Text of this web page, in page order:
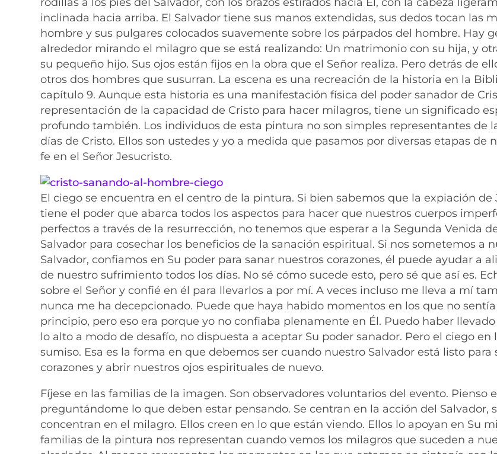
inclinada hacia arriba. El Salvador tiene sus manos extendidas, sus dedos tocan las
hombre y sus pulgares colocados suavemente sobre los párpados del hombre. Hay
alrededor mirando el milagro que se está realizando: Un matrimonio con su hija, y
su pequeño hijo. Sus ojos están fijos en la obra que el Señor realiza. Pero detrás de
otros dos hombres que susurran. La escena es una recreación de la historia en la
capítulo 9. Aunque esta historia es una manifestación física del poder sanador de
representación de la capacidad de Cristo para hacer milagros, tiene un significado
profundo también. Los individuos de esta pintura no son simples representantes de
días de Cristo. Ellos son ustedes y yo a medida que pasamos por diversas etapas de
fe en el Señor Jesucristo.
El ciego se encuentra en el centro de la pintura. Si bien sabemos que la expiación de
tiene el poder que abarca todos los aspectos para hacer que nuestros cuerpos
perfectos a través de la resurrección, no tenemos que esperar a la Segunda Venida
Salvador para cosechar los beneficios de la sanación espiritual. Si nos sometemos a
Salvador, confiamos en Su poder para sanar nuestros corazones, él puede ayudar a
de nuestro sufrimiento todos los días. No sé cómo sucede esto, pero sé que así es.
sobre el Señor y confié en él para llevarlos a por mí.A veces incluso me lleva a mí
nunca me ha decepcionado. Puede que haya habido momentos en los que no sentía
principio, pero eso era porque yo no confiaba plenamente en Él. Puedo haber
lo alto a modo de desafío, no dispuesta a aceptar Su poder sanador. Pero el ciego en
sumiso. Esa es la forma en que debemos ser cuando nuestro Salvador está listo para
corazones y abrir nuestros ojos espirituales de nuevo.
Fíjese en las familias de la imagen. Son observadores voluntarios del evento. Pienso
preguntándome lo que deben estar pensando. Se centran en la acción del Salvador,
concentran en el milagro. Ellos creen en lo que están viendo. Ellos lo apoyan en Su
familias de la pintura nos representan cuando vemos los milagros que suceden a